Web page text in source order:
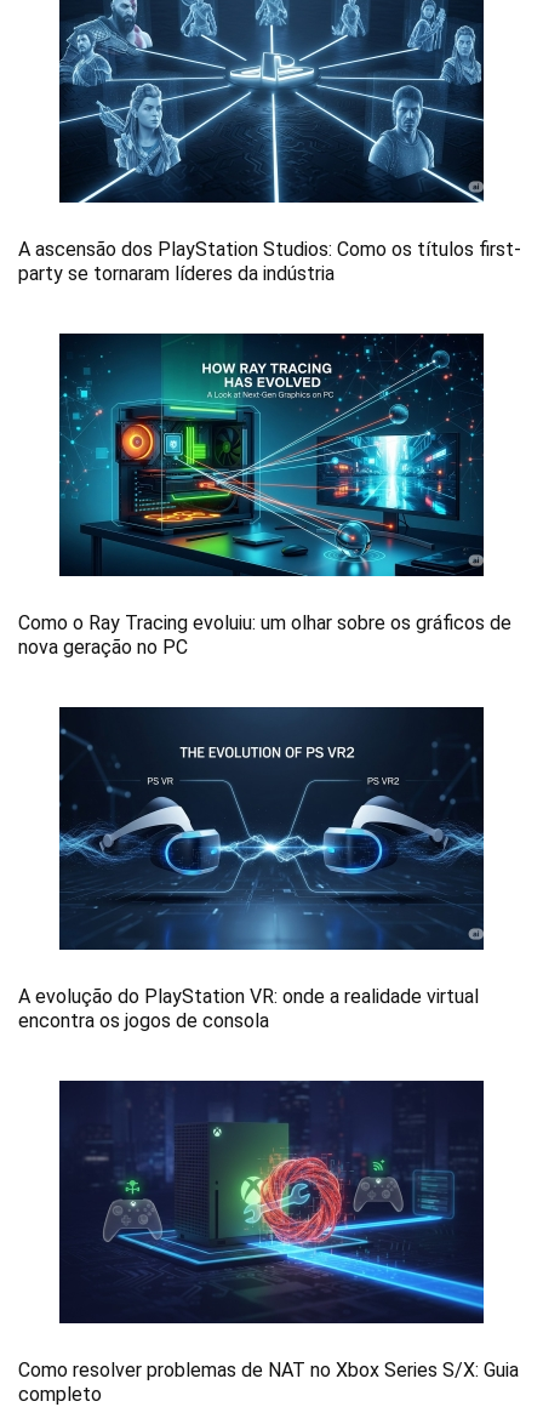
A ascensão dos PlayStation Studios: Como os títulos first-
party se tornaram líderes da indústria
Como o Ray Tracing evoluiu: um olhar sobre os gráficos de
nova geração no PC
A evolução do PlayStation VR: onde a realidade virtual
encontra os jogos de consola
Como resolver problemas de NAT no Xbox Series S/X: Guia
completo